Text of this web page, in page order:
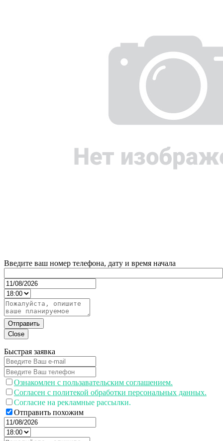
Введите ваш номер телефона, дату и время начала
Отправить
Close
Быстрая заявка
Ознакомлен с пользавательским соглашением.
Согласен с политекой обработки персональных данных.
Согласие на рекламные рассылки.
Отправить похожим